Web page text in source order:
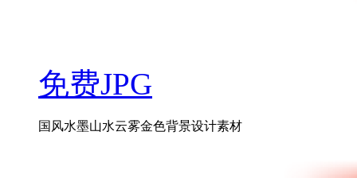
免费JPG
国风水墨山水云雾金色背景设计素材